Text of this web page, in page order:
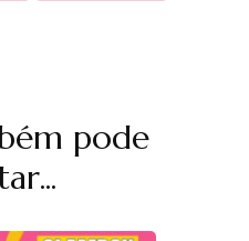
pode